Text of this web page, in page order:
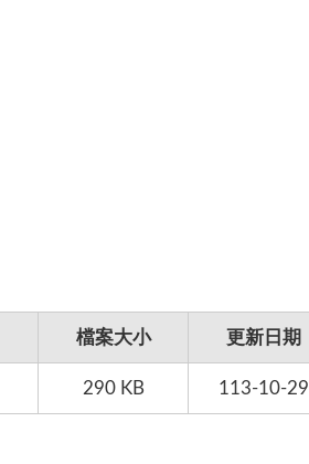
檔案大小 更新日期
290 KB 113-10-29